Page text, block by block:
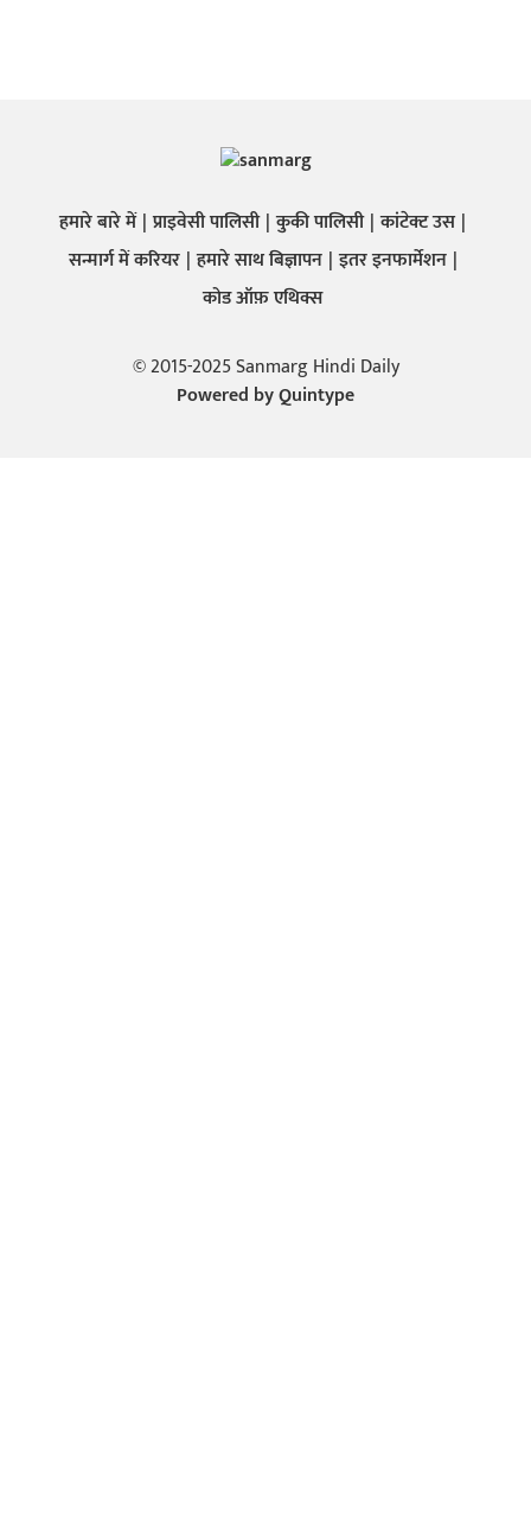
हमारे बारे में प्राइवेसी पालिसी कुकी पालिसी कांटेक्ट उस
सन्मार्ग में करियर हमारे साथ बिज्ञापन इतर इनफार्मेशन
कोड ऑफ़ एथिक्स
© 2015-2025 Sanmarg Hindi Daily
Powered byQuintype